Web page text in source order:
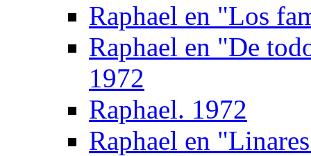
Raphael en "Los
Raphael en "De
1972
Raphael. 1972
Raphael en